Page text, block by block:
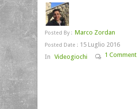
Posted By : Marco Zordan
Posted Date : 15 Luglio 2016
In Videogiochi 1 Comment